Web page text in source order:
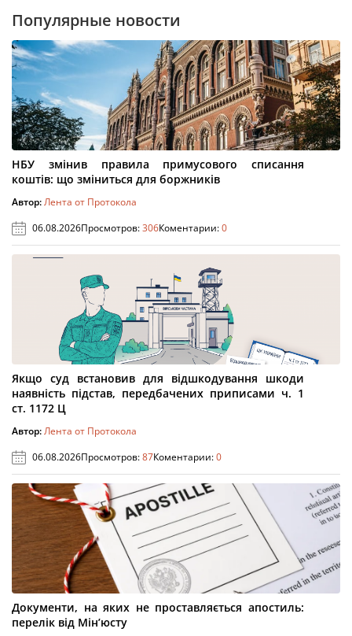
Популярные новости
НБУ змінив правила примусового списання
коштів: що зміниться для боржників
Автор:Лента от Протокола
06.08.2026Просмотров:306Коментарии:0
Якщо суд встановив для відшкодування шкоди
наявність підстав, передбачених приписами ч. 1
ст. 1172 Ц
Автор:Лента от Протокола
06.08.2026Просмотров:87Коментарии:0
Документи, на яких не проставляється апостиль:
перелік від Мін’юсту